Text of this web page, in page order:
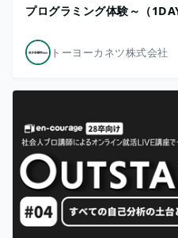
プログラミング体験～（
トーヨーカネツ株式会社